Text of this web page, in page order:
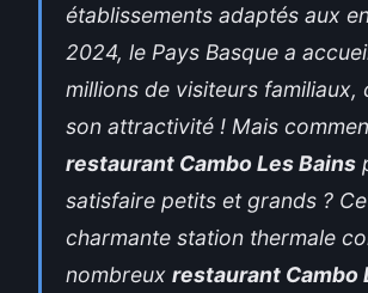
établissements adaptés aux
2024, le Pays Basque a
millions de visiteurs familiaux,
son attractivité ! Mais
restaurant Cambo Les Bains
satisfaire petits et grands ?
charmante station thermale
nombreux restaurant Cambo